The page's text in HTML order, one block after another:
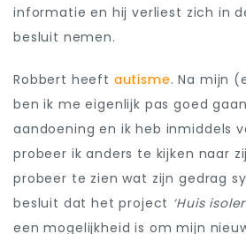
informatie en hij verliest zich in
besluit nemen.
Robbert heeft autisme. Na mijn
ben ik me eigenlijk pas goed
aandoening en ik heb inmiddels
probeer ik anders te kijken naar
probeer te zien wat zijn gedrag
besluit dat het project ‘Huis
een mogelijkheid is om mijn